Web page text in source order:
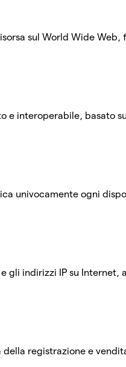
sul World Wide Web,
e interoperabile, basato
univocamente ogni
gli indirizzi IP su Internet,
registrazione e